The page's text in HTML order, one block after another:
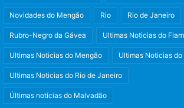
Novidades do Mengão Rio Rio de Janeiro
Rubro-Negro da Gávea Ultimas Noticias do
Ultimas Noticias do Mengão Ultimas Noticias do
Ultimas Noticias do Rio de Janeiro
Últimas notícias do Malvadão